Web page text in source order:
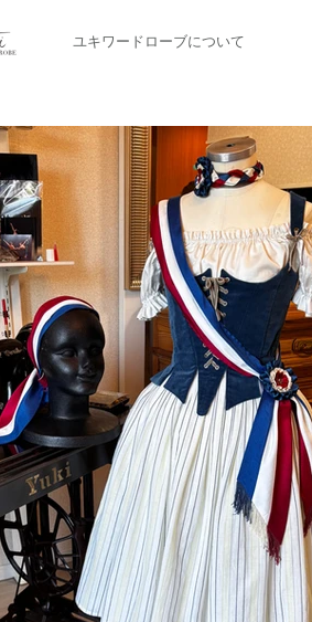
ユキワードローブについて